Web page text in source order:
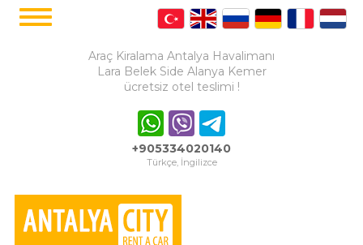
Araç Kiralama Antalya Havalimanı
Lara Belek Side Alanya Kemer
ücretsiz otel teslimi !
+905334020140
Türkçe, İngilizce